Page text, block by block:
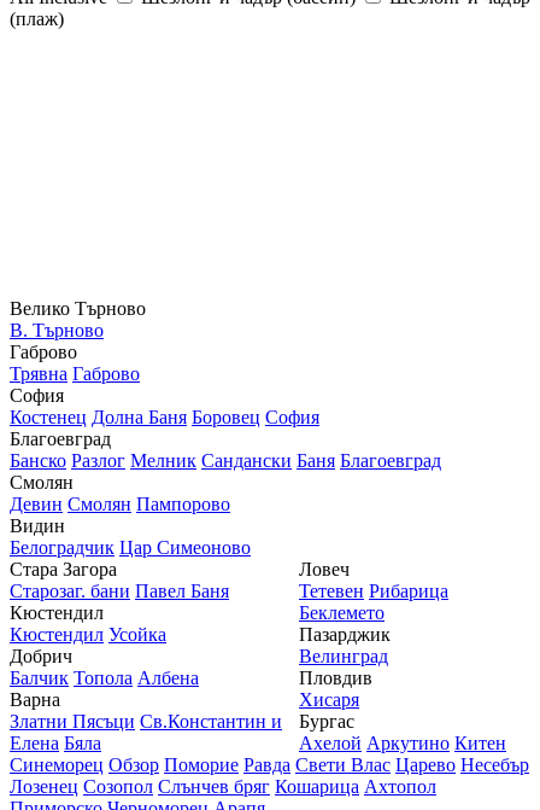
(плаж)
Велико Търново
В. Търново
Габрово
Трявна Габрово
София
Костенец Долна Баня Боровец София
Благоевград
Банско Разлог Мелник Сандански Баня Благоевград
Смолян
Девин Смолян Пампорово
Видин
Белоградчик Цар Симеоново
Стара Загора
Старозаг. бани Павел Баня
Кюстендил
Кюстендил Усойка
Добрич
Балчик Топола Албена
Варна
Златни Пясъци Св.Константин и
Елена Бяла
Ловеч
Тетевен Рибарица
Беклемето
Пазарджик
Велинград
Пловдив
Хисаря
Бургас
Ахелой Аркутино Китен
Синеморец Обзор Поморие Равда Свети Влас Царево Несебър
Лозенец Созопол Слънчев бряг Кошарица Ахтопол